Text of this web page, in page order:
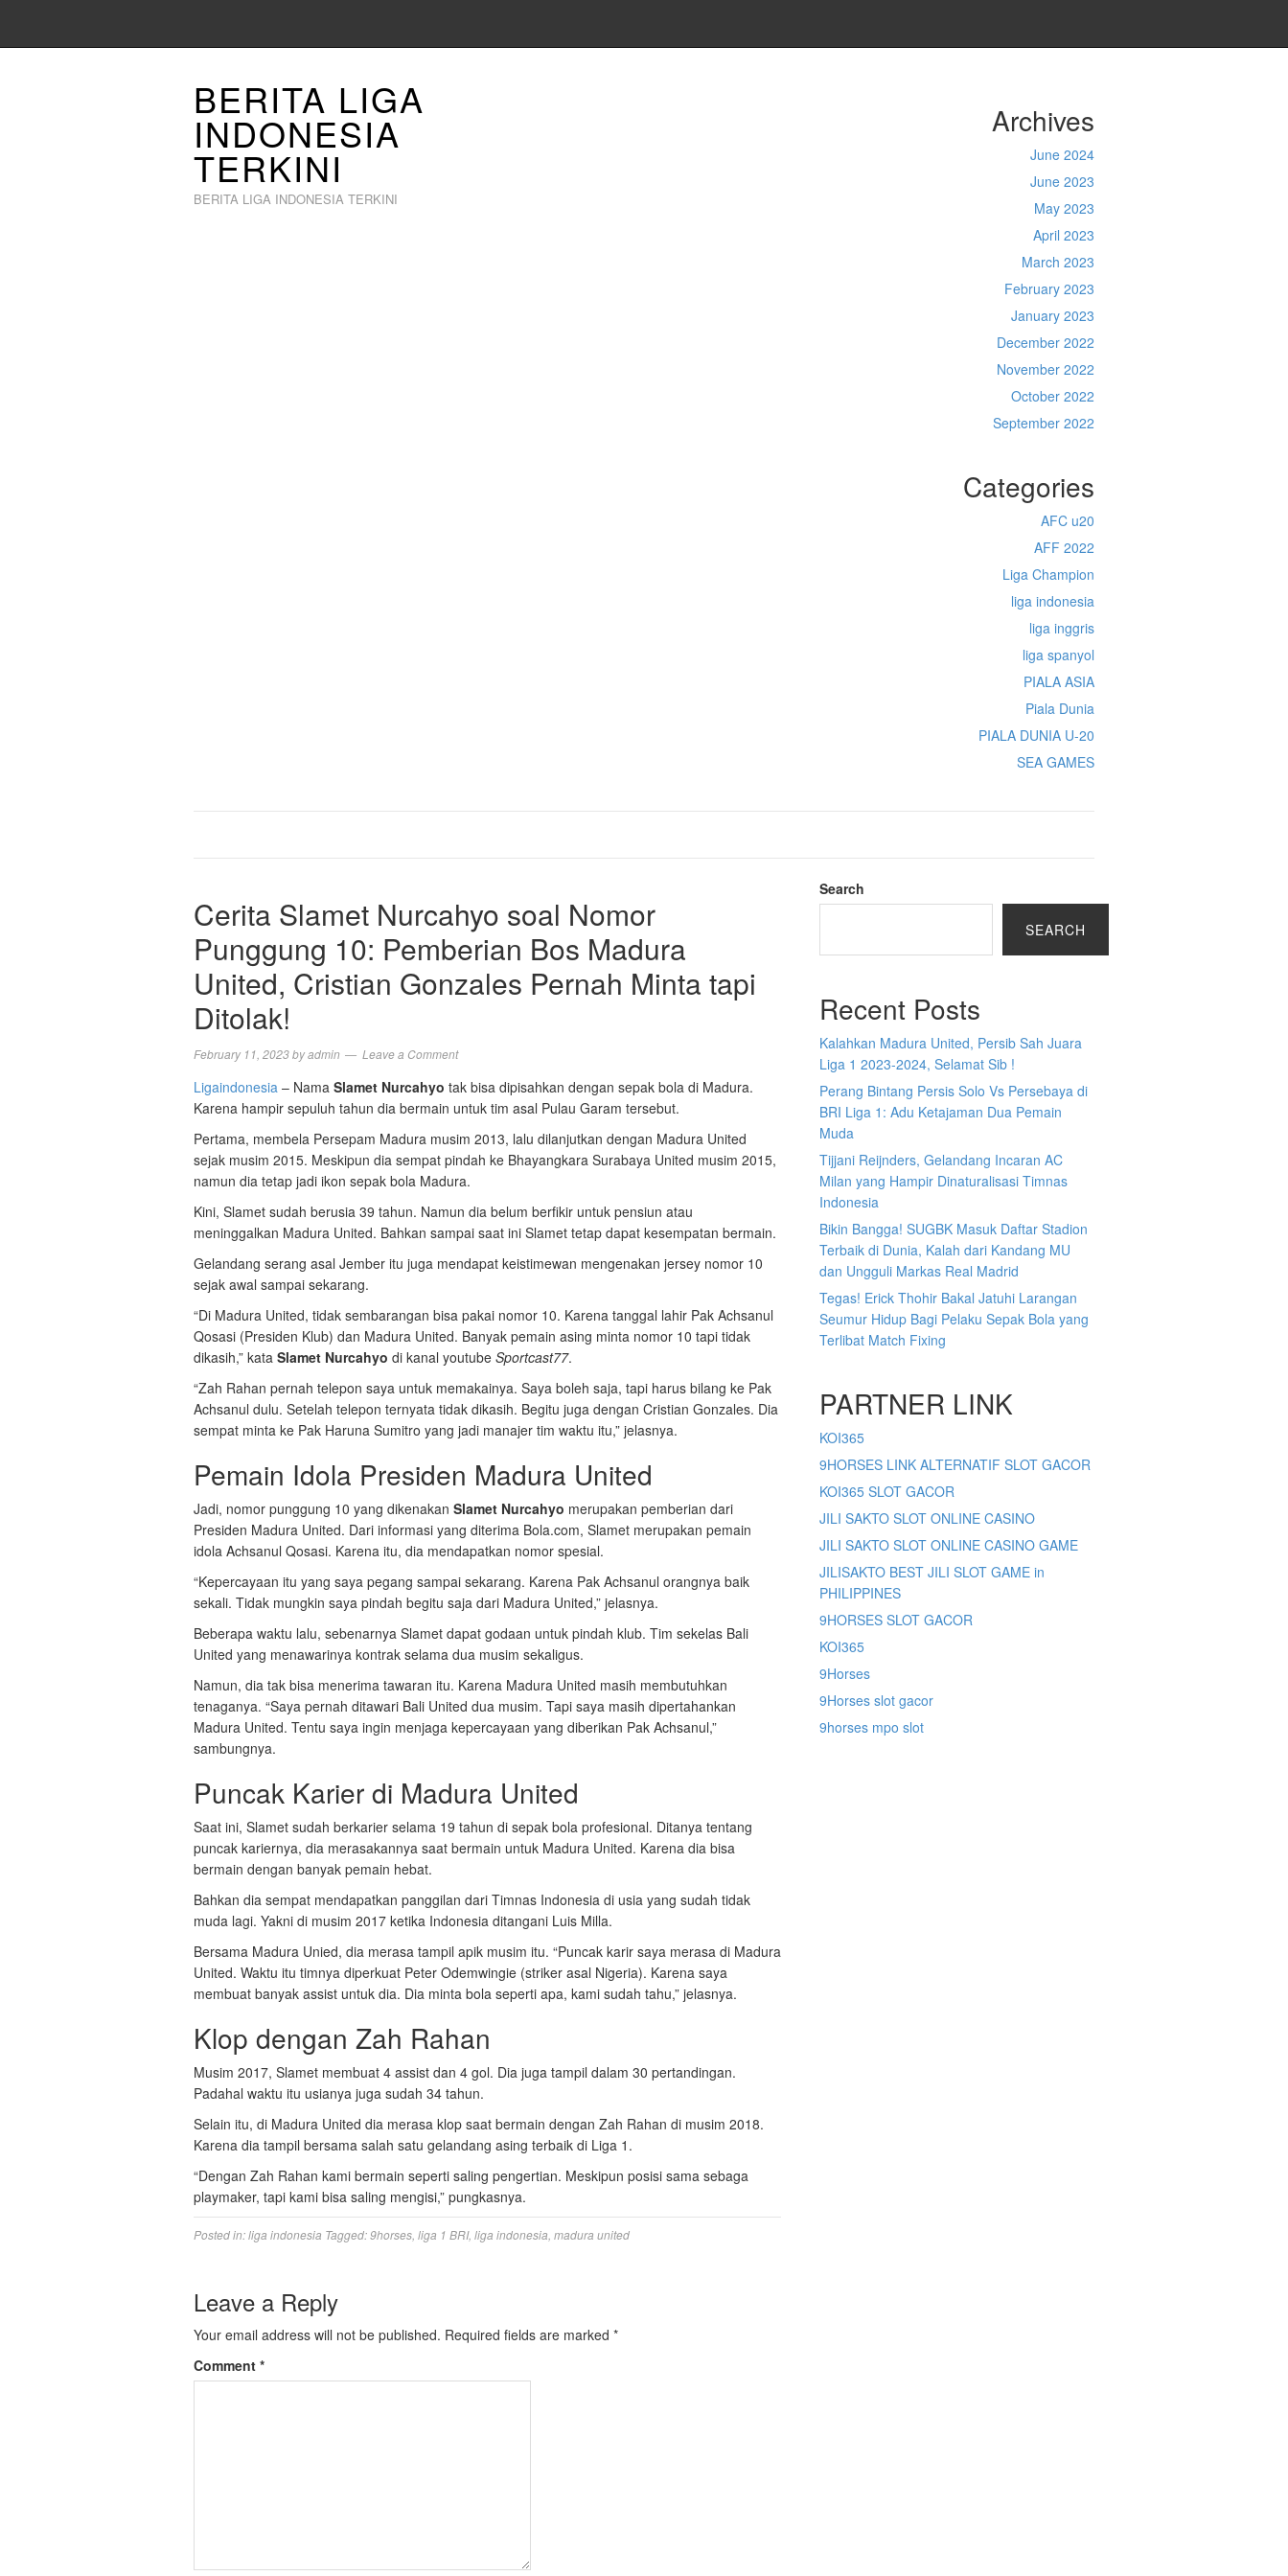
BERITA LIGA
INDONESIA
TERKINI
BERITA LIGA INDONESIA TERKINI
Archives
June 2024
June 2023
May 2023
April 2023
March 2023
February 2023
January 2023
December 2022
November 2022
October 2022
September 2022
Categories
AFC u20
AFF 2022
Liga Champion
liga indonesia
liga inggris
liga spanyol
PIALA ASIA
Piala Dunia
PIALA DUNIA U-20
SEA GAMES
Cerita Slamet Nurcahyo soal Nomor
Punggung 10: Pemberian Bos Madura
United, Cristian Gonzales Pernah Minta tapi
Ditolak!
February 11, 2023byadmin Leave a Comment
Ligaindonesia – Nama Slamet Nurcahyo tak bisa dipisahkan dengan sepak bola di Madura.
Karena hampir sepuluh tahun dia bermain untuk tim asal Pulau Garam tersebut.
Pertama, membela Persepam Madura musim 2013, lalu dilanjutkan dengan Madura United
sejak musim 2015. Meskipun dia sempat pindah ke Bhayangkara Surabaya United musim 2015,
namun dia tetap jadi ikon sepak bola Madura.
Kini, Slamet sudah berusia 39 tahun. Namun dia belum berfikir untuk pensiun atau
meninggalkan Madura United. Bahkan sampai saat ini Slamet tetap dapat kesempatan bermain.
Gelandang serang asal Jember itu juga mendapat keistimewan mengenakan jersey nomor 10
sejak awal sampai sekarang.
“Di Madura United, tidak sembarangan bisa pakai nomor 10. Karena tanggal lahir Pak Achsanul
Qosasi (Presiden Klub) dan Madura United. Banyak pemain asing minta nomor 10 tapi tidak
dikasih,” kata Slamet Nurcahyo di kanal youtube Sportcast77.
“Zah Rahan pernah telepon saya untuk memakainya. Saya boleh saja, tapi harus bilang ke Pak
Achsanul dulu. Setelah telepon ternyata tidak dikasih. Begitu juga dengan Cristian Gonzales. Dia
sempat minta ke Pak Haruna Sumitro yang jadi manajer tim waktu itu,” jelasnya.
Pemain Idola Presiden Madura United
Jadi, nomor punggung 10 yang dikenakan Slamet Nurcahyo merupakan pemberian dari
Presiden Madura United. Dari informasi yang diterima Bola.com, Slamet merupakan pemain
idola Achsanul Qosasi. Karena itu, dia mendapatkan nomor spesial.
“Kepercayaan itu yang saya pegang sampai sekarang. Karena Pak Achsanul orangnya baik
sekali. Tidak mungkin saya pindah begitu saja dari Madura United,” jelasnya.
Beberapa waktu lalu, sebenarnya Slamet dapat godaan untuk pindah klub. Tim sekelas Bali
United yang menawarinya kontrak selama dua musim sekaligus.
Namun, dia tak bisa menerima tawaran itu. Karena Madura United masih membutuhkan
tenaganya. “Saya pernah ditawari Bali United dua musim. Tapi saya masih dipertahankan
Madura United. Tentu saya ingin menjaga kepercayaan yang diberikan Pak Achsanul,”
sambungnya.
Puncak Karier di Madura United
Saat ini, Slamet sudah berkarier selama 19 tahun di sepak bola profesional. Ditanya tentang
puncak kariernya, dia merasakannya saat bermain untuk Madura United. Karena dia bisa
bermain dengan banyak pemain hebat.
Bahkan dia sempat mendapatkan panggilan dari Timnas Indonesia di usia yang sudah tidak
muda lagi. Yakni di musim 2017 ketika Indonesia ditangani Luis Milla.
Bersama Madura Unied, dia merasa tampil apik musim itu. “Puncak karir saya merasa di Madura
United. Waktu itu timnya diperkuat Peter Odemwingie (striker asal Nigeria). Karena saya
membuat banyak assist untuk dia. Dia minta bola seperti apa, kami sudah tahu,” jelasnya.
Klop dengan Zah Rahan
Musim 2017, Slamet membuat 4 assist dan 4 gol. Dia juga tampil dalam 30 pertandingan.
Padahal waktu itu usianya juga sudah 34 tahun.
Selain itu, di Madura United dia merasa klop saat bermain dengan Zah Rahan di musim 2018.
Karena dia tampil bersama salah satu gelandang asing terbaik di Liga 1.
“Dengan Zah Rahan kami bermain seperti saling pengertian. Meskipun posisi sama sebaga
playmaker, tapi kami bisa saling mengisi,” pungkasnya.
Posted in:liga indonesia Tagged:9horses liga 1 BRI, liga indonesia madura united
Leave a Reply
Your email address will not be published. Required fields are marked *
Comment *
Search
SEARCH
Recent Posts
Kalahkan Madura United, Persib Sah Juara
Liga 1 2023-2024, Selamat Sib !
Perang Bintang Persis Solo Vs Persebaya di
BRI Liga 1: Adu Ketajaman Dua Pemain
Muda
Tijjani Reijnders, Gelandang Incaran AC
Milan yang Hampir Dinaturalisasi Timnas
Indonesia
Bikin Bangga! SUGBK Masuk Daftar Stadion
Terbaik di Dunia, Kalah dari Kandang MU
dan Ungguli Markas Real Madrid
Tegas! Erick Thohir Bakal Jatuhi Larangan
Seumur Hidup Bagi Pelaku Sepak Bola yang
Terlibat Match Fixing
PARTNER LINK
KOI365
9HORSES LINK ALTERNATIF SLOT GACOR
KOI365 SLOT GACOR
JILI SAKTO SLOT ONLINE CASINO
JILI SAKTO SLOT ONLINE CASINO GAME
JILISAKTO BEST JILI SLOT GAME in
PHILIPPINES
9HORSES SLOT GACOR
KOI365
9Horses
9Horses slot gacor
9horses mpo slot